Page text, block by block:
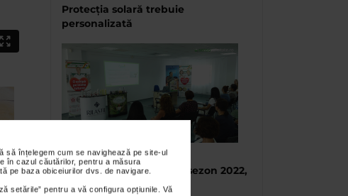
să înțelegem cum se navighează pe site-ul
în cazul căutărilor, pentru a măsura
pe baza obiceiurilor dvs. de navigare.
setările” pentru a vă configura opțiunile. Vă
Protecția solară trebuie
personalizată
TABARA DE VARA CATENA
Tabara de vara, final de sezon 2022,
Eforie Sud